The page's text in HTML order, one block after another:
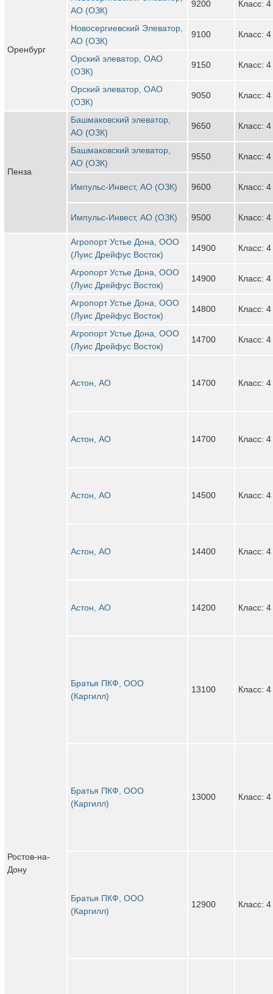
Оренбург
АО (ОЗК)
9200 Класс: 4
Новосергиевский Элеватор,
АО (ОЗК)
9100 Класс: 4
Орский элеватор, ОАО
(ОЗК)
9150 Класс: 4
Орский элеватор, ОАО
(ОЗК)
9050 Класс: 4
Пенза
Башмаковский элеватор,
АО (ОЗК)
9650 Класс: 4
Башмаковский элеватор,
АО (ОЗК)
9550 Класс: 4
Импульс-Инвест, АО (ОЗК) 9600 Класс: 4
Импульс-Инвест, АО (ОЗК) 9500 Класс: 4
Ростов-на-
Дону
Агропорт Устье Дона, ООО
(Луис Дрейфус Восток)
14900 Класс: 4
Агропорт Устье Дона, ООО
(Луис Дрейфус Восток)
14900 Класс: 4
Агропорт Устье Дона, ООО
(Луис Дрейфус Восток)
14800 Класс: 4
Агропорт Устье Дона, ООО
(Луис Дрейфус Восток)
14700 Класс: 4
Астон, АО 14700 Класс: 4
Астон, АО 14700 Класс: 4
Астон, АО 14500 Класс: 4
Астон, АО 14400 Класс: 4
Астон, АО 14200 Класс: 4
Братья ПКФ, ООО
(Каргилл)
13100 Класс: 4
Братья ПКФ, ООО
(Каргилл)
13000 Класс: 4
Братья ПКФ, ООО
(Каргилл)
12900 Класс: 4